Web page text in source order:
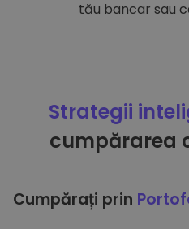
tău bancar sau
Strategii
cumpărarea
Cumpărați prin